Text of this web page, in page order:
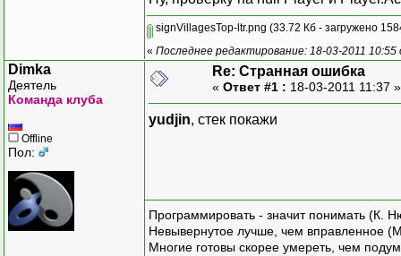
signVillagesTop-ltr.png (33.72 Кб - загружено
« Последнее редактирование: 18-03-2011
Dimka
Деятель
Команда клуба
Offline
Пол:
Re: Странная ошибка
« Ответ #1 : 18-03-2011 11:37
yudjin, стек покажи
Программировать - значит понимать (К.
Невывернутое лучше, чем вправленное
Многие готовы скорее умереть, чем